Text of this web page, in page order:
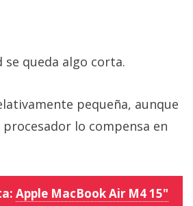
se queda algo corta.
pequeña, aunque
procesador lo compensa en
Apple MacBook Air M4 15"